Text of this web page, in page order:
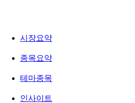
시장요약
종목요약
테마종목
인사이트